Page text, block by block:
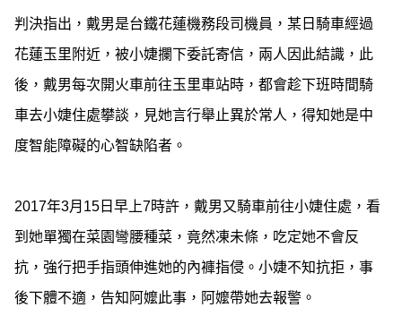
判決指出，戴男是台鐵花蓮機務段司機員，某日騎車經過
花蓮玉里附近，被小婕攔下委託寄信，兩人因此結識，此
後，戴男每次開火車前往玉里車站時，都會趁下班時間騎
車去小婕住處攀談，見她言行舉止異於常人，得知她是中
度智能障礙的心智缺陷者。
2017年3月15日早上7時許，戴男又騎車前往小婕住處，看
到她單獨在菜園彎腰種菜，竟然凍未條，吃定她不會反
抗，強行把手指頭伸進她的內褲指侵。小婕不知抗拒，事
後下體不適，告知阿嬤此事，阿嬤帶她去報警。